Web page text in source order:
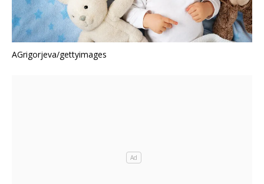
AGrigorjeva/gettyimages